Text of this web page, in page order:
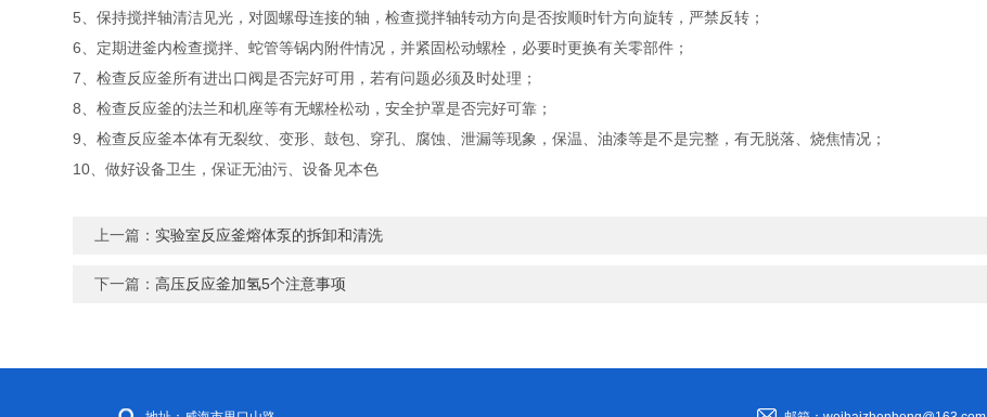
5、保持搅拌轴清洁见光，对圆螺母连接的轴，检查搅拌轴转动方向是否按顺时针方向旋转，严禁反转；
6、定期进釜内检查搅拌、蛇管等锅内附件情况，并紧固松动螺栓，必要时更换有关零部件；
7、检查反应釜所有进出口阀是否完好可用，若有问题必须及时处理；
8、检查反应釜的法兰和机座等有无螺栓松动，安全护罩是否完好可靠；
9、检查反应釜本体有无裂纹、变形、鼓包、穿孔、腐蚀、泄漏等现象，保温、油漆等是不是完整，有无脱落、烧焦情况；
10、做好设备卫生，保证无油污、设备见本色
上一篇： 实验室反应釜熔体泵的拆卸和清洗
下一篇：高压反应釜加氢5个注意事项